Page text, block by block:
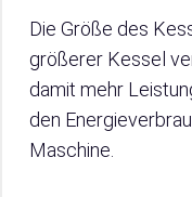
Die Größe des
größerer Kessel
damit mehr
den
Maschine.